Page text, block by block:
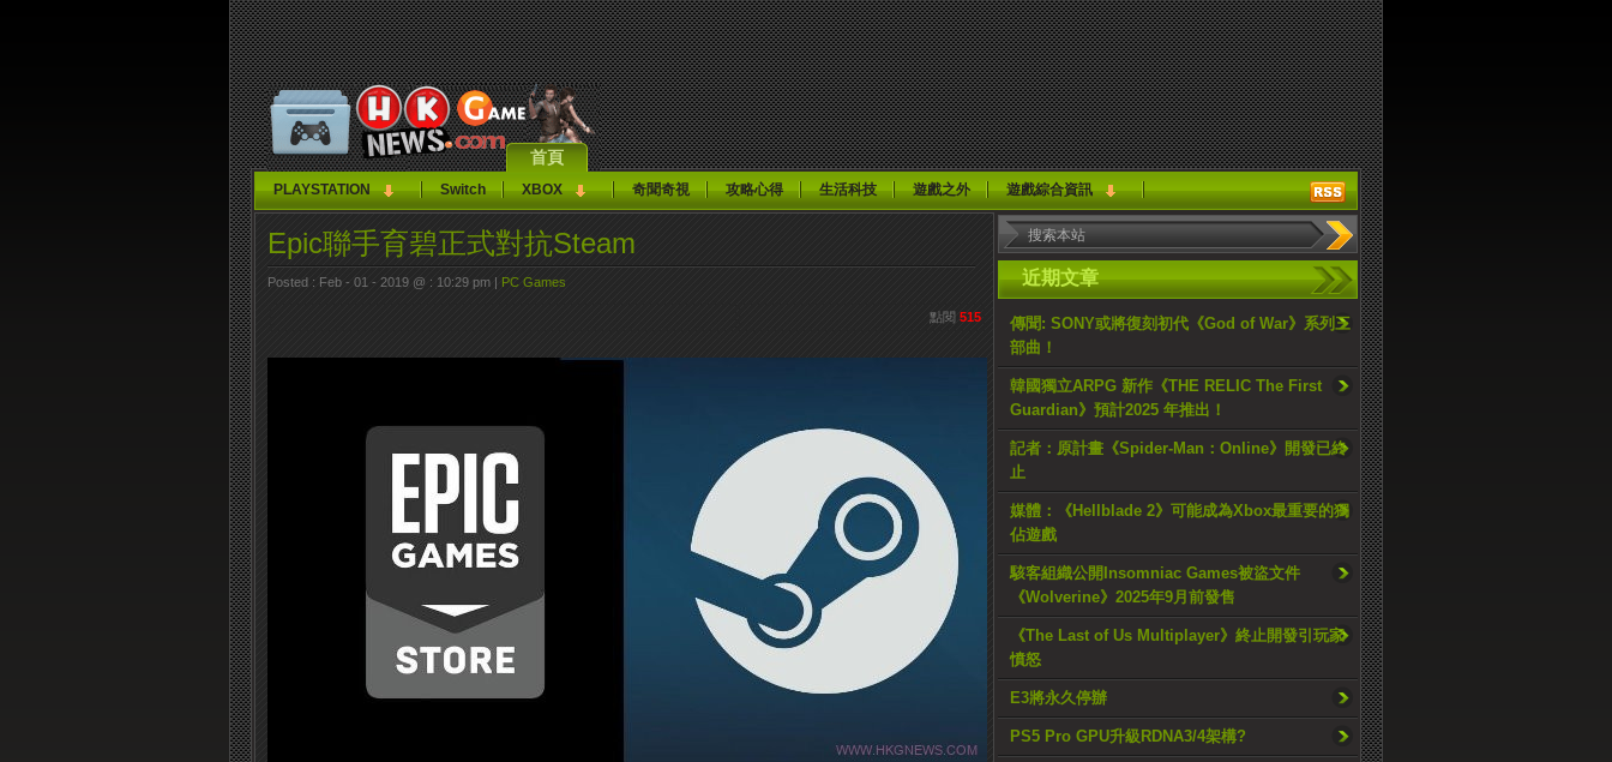
首頁
PLAYSTATION Switch XBOX 奇聞奇視 攻略心得 生活科技 遊戲之外 遊戲綜合資訊
近期文章
傳聞: SONY或將復刻初代《God of War》系列三
部曲！
韓國獨立ARPG 新作《THE RELIC The First
Guardian》預計2025 年推出！
記者：原計畫《Spider-Man：Online》開發已終
止
媒體：《Hellblade 2》可能成為Xbox最重要的獨
佔遊戲
駭客組織公開Insomniac Games被盜文件
《Wolverine》2025年9月前發售
《The Last of Us Multiplayer》終止開發引玩家
憤怒
E3將永久停辦
PS5 Pro GPU升級RDNA3/4架構?
Epic聯手育碧正式對抗Steam
Posted : Feb - 01 - 2019 @ : 10:29 pm | PC Games
點閱 515